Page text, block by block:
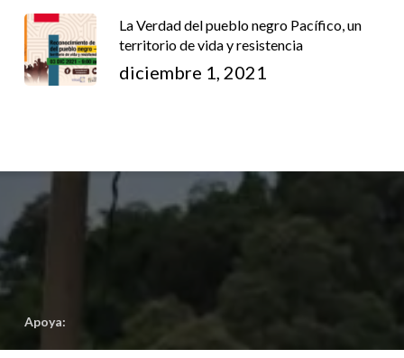
La Verdad del pueblo negro Pacífico, un
territorio de vida y resistencia
diciembre 1, 2021
Apoya: